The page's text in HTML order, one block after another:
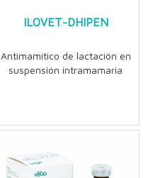
ILOVET-DHIPEN
Antimamítico de lactación en
suspensión intramamaria